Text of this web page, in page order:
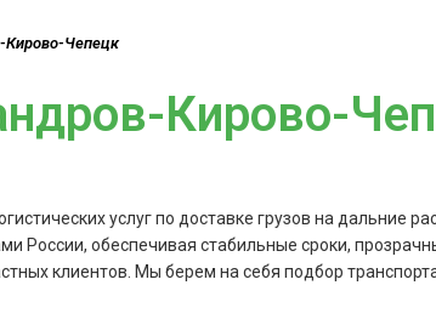
Кирово-Чепецк
Кирово-
услуг по доставке грузов на дальние
России, обеспечивая стабильные сроки,
клиентов. Мы берем на себя подбор